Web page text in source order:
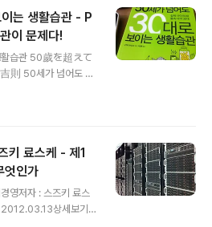
는 생활습관 - P
이 문제다!
습관 50歲を超えて
則 50세가 넘어도 3
상세보기
. - 생활습관과 수명
Cohen) - 인생의 마
장에는 법칙이 있다!
대, 남성 40대가 위험
키 료스케 - 제1
엇인가
영저자 : 스즈키 료스
상세보기